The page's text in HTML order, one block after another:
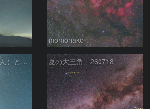
momonako
四阿山（あずまやさん）と立ち昇る夏の銀河 夏の大三角 260718